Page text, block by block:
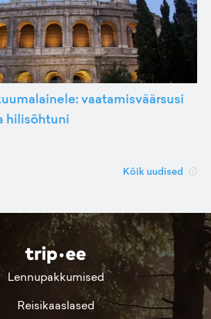
vaatamisväärsusi
hilisõhtuni
Kõik uudised
Lennupakkumised
Reisikaaslased